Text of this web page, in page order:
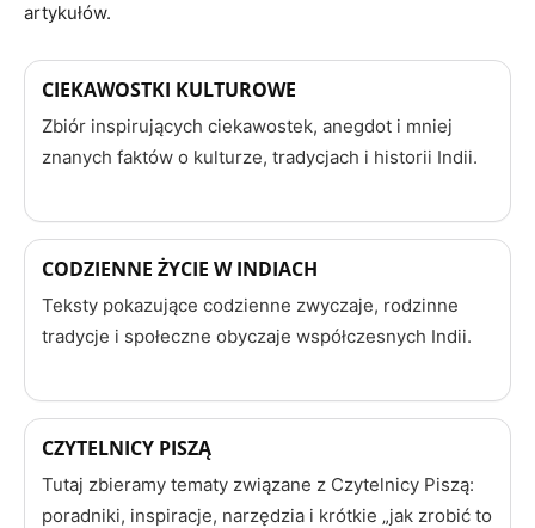
artykułów.
CIEKAWOSTKI KULTUROWE
Zbiór inspirujących ciekawostek, anegdot i mniej
znanych faktów o kulturze, tradycjach i historii Indii.
CODZIENNE ŻYCIE W INDIACH
Teksty pokazujące codzienne zwyczaje, rodzinne
tradycje i społeczne obyczaje współczesnych Indii.
CZYTELNICY PISZĄ
Tutaj zbieramy tematy związane z Czytelnicy Piszą:
poradniki, inspiracje, narzędzia i krótkie „jak zrobić to